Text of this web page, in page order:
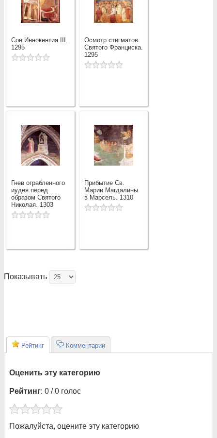
Сон Иннокентия III.
1295
Осмотр стигматов
Святого Франциска.
1295
Гнев ограбленного
иудея перед
образом Святого
Николая. 1303
Прибытие Св.
Марии Магдалины
в Марсель. 1310
Показывать
Рейтинг Комментарии
Оценить эту категорию
Рейтинг: 0 / 0 голос
Пожалуйста, оцените эту категорию